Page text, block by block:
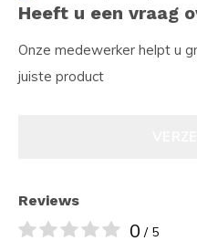
Heeft u een vraag
Onze medewerker helpt u
juiste product
Reviews
0 / 5